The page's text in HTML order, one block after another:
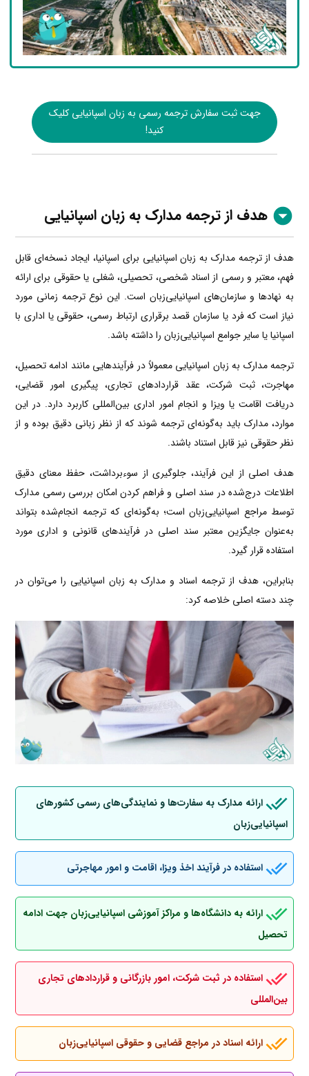
جهت ثبت سفارش ترجمه رسمی به زبان اسپانیایی کلیک
کنید!
هدف از ترجمه مدارک به زبان اسپانیایی
هدف از ترجمه مدارک به زبان اسپانیایی برای اسپانیا، ایجاد نسخه‌ای قابل
فهم، معتبر و رسمی از اسناد شخصی، تحصیلی، شغلی یا حقوقی برای ارائه
به نهادها و سازمان‌های اسپانیایی‌زبان است. این نوع ترجمه زمانی مورد
نیاز است که فرد یا سازمان قصد برقراری ارتباط رسمی، حقوقی یا اداری با
اسپانیا یا سایر جوامع اسپانیایی‌زبان را داشته باشد.
ترجمه مدارک به زبان اسپانیایی معمولاً در فرآیندهایی مانند ادامه تحصیل،
مهاجرت، ثبت شرکت، عقد قراردادهای تجاری، پیگیری امور قضایی،
دریافت اقامت یا ویزا و انجام امور اداری بین‌المللی کاربرد دارد. در این
موارد، مدارک باید به‌گونه‌ای ترجمه شوند که از نظر زبانی دقیق بوده و از
نظر حقوقی نیز قابل استناد باشند.
هدف اصلی از این فرآیند، جلوگیری از سوءبرداشت، حفظ معنای دقیق
اطلاعات درج‌شده در سند اصلی و فراهم کردن امکان بررسی رسمی مدارک
توسط مراجع اسپانیایی‌زبان است؛ به‌گونه‌ای که ترجمه انجام‌شده بتواند
به‌عنوان جایگزین معتبر سند اصلی در فرآیندهای قانونی و اداری مورد
استفاده قرار گیرد.
بنابراین، هدف از ترجمه اسناد و مدارک به زبان اسپانیایی را می‌توان در
چند دسته اصلی خلاصه کرد:
ارائه مدارک به سفارت‌ها و نمایندگی‌های رسمی کشورهای
اسپانیایی‌زبان
استفاده در فرآیند اخذ ویزا، اقامت و امور مهاجرتی
ارائه به دانشگاه‌ها و مراکز آموزشی اسپانیایی‌زبان جهت ادامه
تحصیل
استفاده در ثبت شرکت، امور بازرگانی و قراردادهای تجاری
بین‌المللی
ارائه اسناد در مراجع قضایی و حقوقی اسپانیایی‌زبان